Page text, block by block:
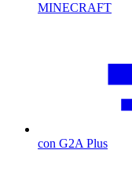
MINECRAFT
con G2A Plus